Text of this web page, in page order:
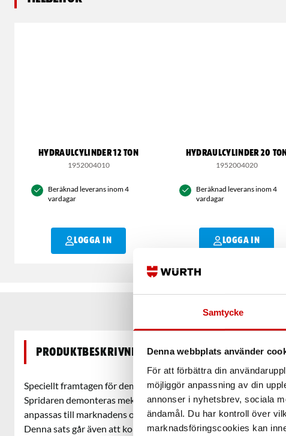
Samtycke
Denna webbplats använder
För att förbättra din
möjliggör anpassning av din
annonser i nyhetsbrev, sociala
ändamål. Du har kontroll över
marknadsföringscookies kan
HYDRAULCYLINDER 12 TON
1952004010
Beräknad leverans inom 4
vardagar
LOGGA IN
HYDRAULCYLINDER 20 TON
1952004020
Beräknad leverans inom 4
vardagar
LOGGA IN
Produktbeskrivning
Speciellt framtagen för demontering av hårt sittande spridare.
Spridaren demonteras mekaniskt. Tillsammans med dom
anpassas till marknadens olika topplock.
Denna sats går även att kompletera med hydraul 12 ton eller